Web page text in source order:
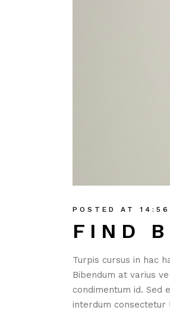
FIND
POSTED AT
Turpis cursus in hac
Bibendum at varius
condimentum id. Sed
interdum consectetur